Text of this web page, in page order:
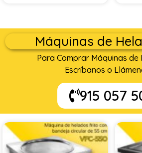
Máquinas de
Para Comprar Máquinas de
Escríbanos o
915 057